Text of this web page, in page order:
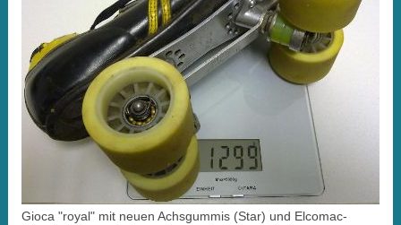
Gioca "royal" mit neuen Achsgummis (Star) und Elcomac-